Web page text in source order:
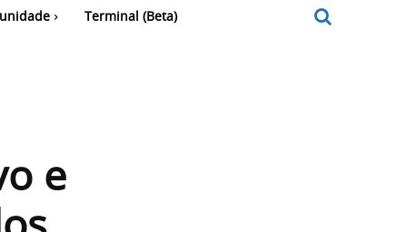
Terminal (Beta)
e